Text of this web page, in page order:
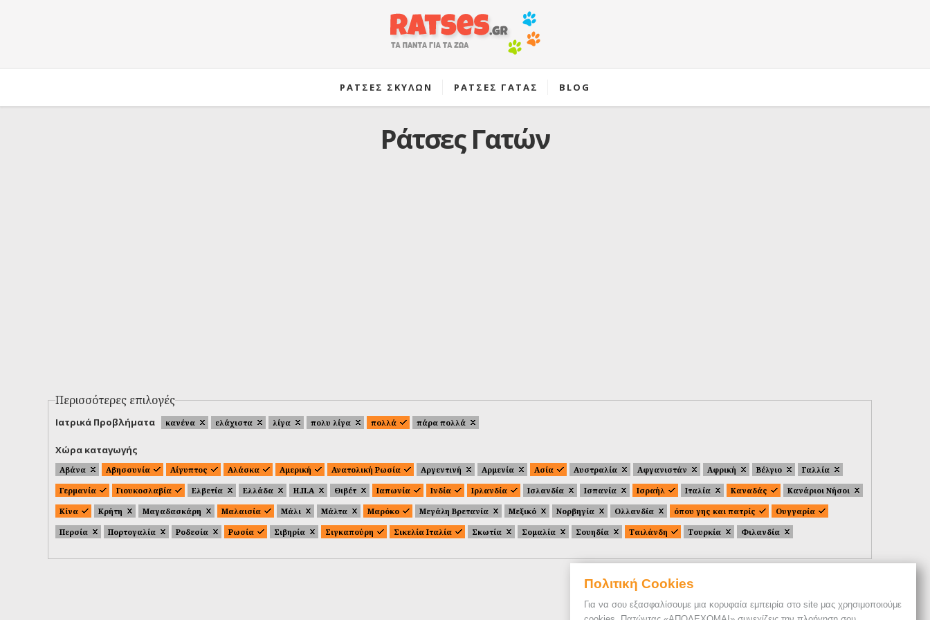
Πολιτική Cookies
Για να σου εξασφαλίσουμε μια κορυφαία εμπειρία στο site μας χρησιμοποιούμε
ΡΑΤΣΕΣ ΣΚΥΛΩΝ ΡΑΤΣΕΣ ΓΑΤΑΣ BLOG
Ράτσες Γατών
Περισσότερες επιλογές
Ιατρικά Προβλήματα κανένα ελάχιστα λίγα πολυ λίγα πολλά πάρα πολλά
Χώρα καταγωγής
Αβάνα Αβησσυνία Αίγυπτος Αλάσκα Αμερική Ανατολική Ρωσία Αργεντινή Αρμενία Ασία Αυστραλία Αφγανιστάν Αφρική Βέλγιο
Γαλλία
Γερμανία
Γιουκοσλαβία Ελβετία Ελλάδα Η.Π.Α Θιβέτ Ιαπωνία Ινδία Ιρλανδία Ισλανδία Ισπανία Ισραήλ Ιταλία Καναδάς
Κανάριοι Νήσοι
Κίνα
Κρήτη Μαγαδασκάρη Μαλαισία Μάλι Μάλτα Μαρόκο Μεγάλη Βρετανία Μεξικό Νορβηγία Ολλανδία όπου γης και πατρίς
Ουγγαρία
Περσία
Πορτογαλία Ροδεσία Ρωσία Σιβηρία Σιγκαπούρη Σικελία Ιταλία Σκωτία Σομαλία Σουηδία Ταιλάνδη Τουρκία Φιλανδία